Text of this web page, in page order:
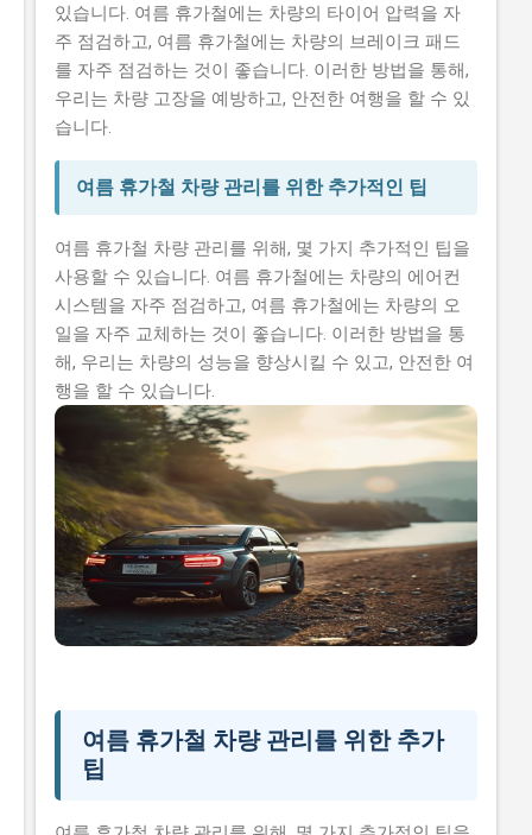
있습니다. 여름 휴가철에는 차량의 타이어 압력을 자
주 점검하고, 여름 휴가철에는 차량의 브레이크 패드
를 자주 점검하는 것이 좋습니다. 이러한 방법을 통해,
우리는 차량 고장을 예방하고, 안전한 여행을 할 수 있
습니다.
여름 휴가철 차량 관리를 위한 추가적인 팁
여름 휴가철 차량 관리를 위해, 몇 가지 추가적인 팁을
사용할 수 있습니다. 여름 휴가철에는 차량의 에어컨
시스템을 자주 점검하고, 여름 휴가철에는 차량의 오
일을 자주 교체하는 것이 좋습니다. 이러한 방법을 통
해, 우리는 차량의 성능을 향상시킬 수 있고, 안전한 여
행을 할 수 있습니다.
여름 휴가철 차량 관리를 위한 추가
팁